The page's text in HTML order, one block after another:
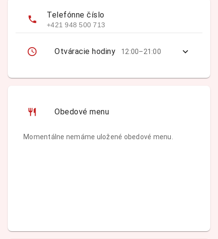
Telefónne číslo
+421 948 500 713
Otváracie hodiny 12:00–21:00
Obedové menu
Momentálne nemáme uložené obedové menu.